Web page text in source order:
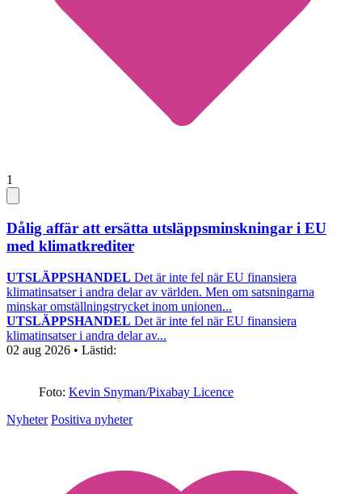
1
Dålig affär att ersätta utsläppsminskningar i EU
med klimatkrediter
UTSLÄPPSHANDEL Det är inte fel när EU finansiera
klimatinsatser i andra delar av världen. Men om satsningarna
minskar omställningstrycket inom unionen...
UTSLÄPPSHANDEL Det är inte fel när EU finansiera
klimatinsatser i andra delar av...
02 aug 2026 • Lästid:
Foto: Kevin Snyman/Pixabay Licence
Nyheter Positiva nyheter